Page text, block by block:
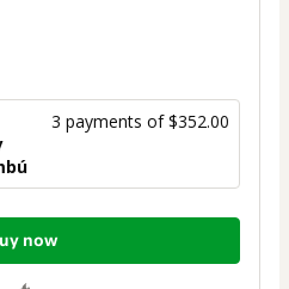
3 payments of $352.00
now